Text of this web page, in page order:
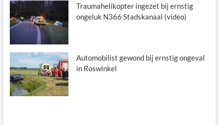
Traumahelikopter ingezet bij ernstig
ongeluk N366 Stadskanaal (video)
Automobilist gewond bij ernstig ongeval
in Roswinkel